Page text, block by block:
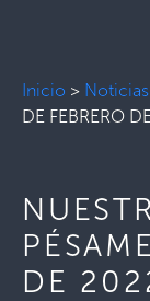
Inicio > Noticias
DE FEBRERO
DE